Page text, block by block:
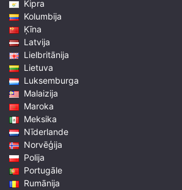
Kipra
Kolumbija
Ķīna
Latvija
Lielbritānija
Lietuva
Luksemburga
Malaizija
Maroka
Meksika
Nīderlande
Norvēģija
Polija
Portugāle
Rumānija